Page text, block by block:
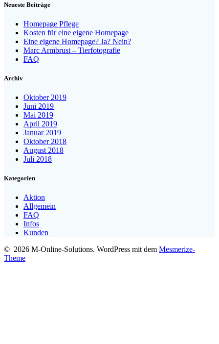
Neueste Beiträge
Homepage Pflege
Kosten für eine eigene Homepage
Eine eigene Homepage? Ja? Nein?
Marc Armbrust – Tierfotografie
FAQ
Archiv
Oktober 2019
Juni 2019
Mai 2019
April 2019
Januar 2019
Oktober 2018
August 2018
Juli 2018
Kategorien
Aktion
Allgemein
FAQ
Infos
Kunden
© 2026 M-Online-Solutions. WordPress mit dem Mesmerize-
Theme